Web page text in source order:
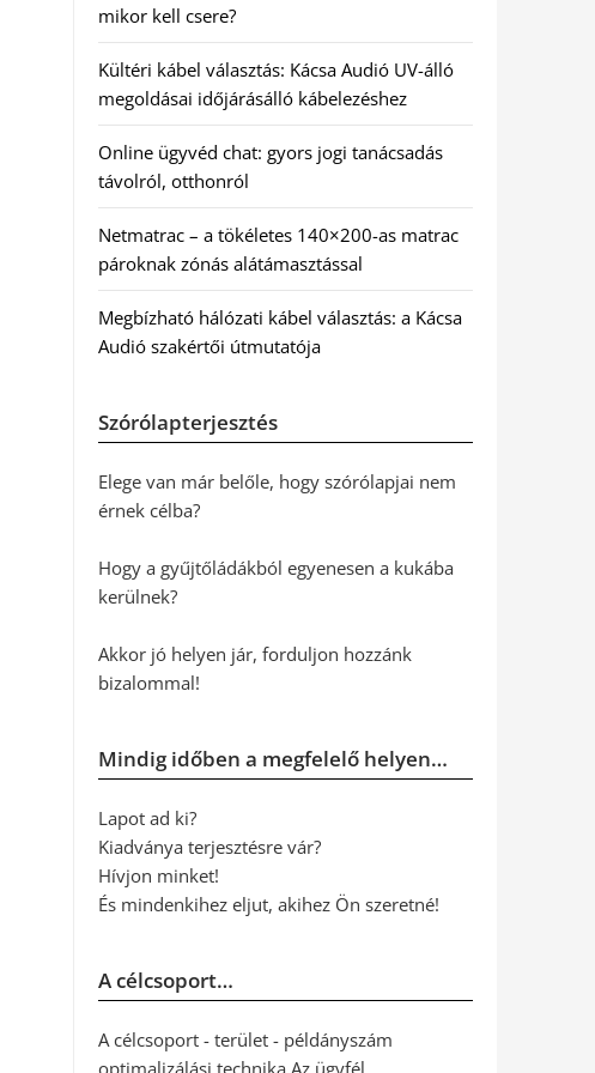
mikor kell csere?
Kültéri kábel választás: Kácsa Audió UV-álló
megoldásai időjárásálló kábelezéshez
Online ügyvéd chat: gyors jogi tanácsadás
távolról, otthonról
Netmatrac – a tökéletes 140×200-as matrac
pároknak zónás alátámasztással
Megbízható hálózati kábel választás: a Kácsa
Audió szakértői útmutatója
Szórólapterjesztés
Elege van már belőle, hogy szórólapjai nem
érnek célba?
Hogy a gyűjtőládákból egyenesen a kukába
kerülnek?
Akkor jó helyen jár, forduljon hozzánk
bizalommal!
Mindig időben a megfelelő helyen…
Lapot ad ki?
Kiadványa terjesztésre vár?
Hívjon minket!
És mindenkihez eljut, akihez Ön szeretné!
A célcsoport…
A célcsoport - terület - példányszám
optimalizálási technika Az ügyfél